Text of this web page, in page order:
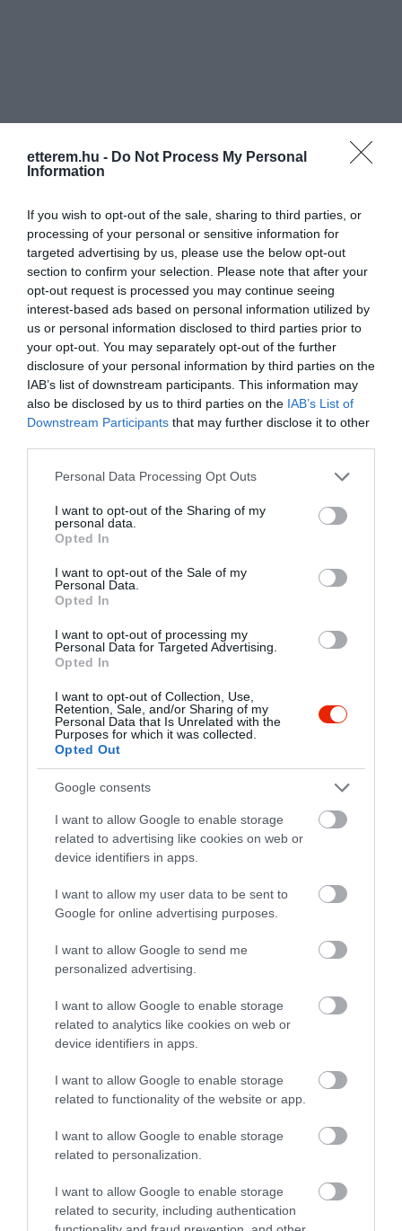
etterem.hu - Do Not Process My Personal
Information
If you wish to opt-out of the sale, sharing to third parties, or
processing of your personal or sensitive information for
targeted advertising by us, please use the below opt-out
section to confirm your selection. Please note that after your
opt-out request is processed you may continue seeing
interest-based ads based on personal information utilized by
us or personal information disclosed to third parties prior to
your opt-out. You may separately opt-out of the further
disclosure of your personal information by third parties on the
IAB’s list of downstream participants. This information may
also be disclosed by us to third parties on the IAB’s List of
Downstream Participants that may further disclose it to other
Please note that this website/app uses one or more Google
not limited to your visit or usage behaviour. You may click to
grant or deny consent to Google and its third-party tags to
use your data for below specified purposes in below Google
consent section.
Personal Data Processing Opt Outs
I want to opt-out of the Sharing of my
personal data.
Opted In
I want to opt-out of the Sale of my
Personal Data.
Opted In
I want to opt-out of processing my
Personal Data for Targeted Advertising.
Opted In
I want to opt-out of Collection, Use,
Retention, Sale, and/or Sharing of my
Personal Data that Is Unrelated with the
Purposes for which it was collected.
Opted Out
Google consents
I want to allow Google to enable storage
related to advertising like cookies on web or
device identifiers in apps.
I want to allow my user data to be sent to
Google for online advertising purposes.
I want to allow Google to send me
personalized advertising.
I want to allow Google to enable storage
related to analytics like cookies on web or
device identifiers in apps.
I want to allow Google to enable storage
related to functionality of the website or app.
I want to allow Google to enable storage
related to personalization.
I want to allow Google to enable storage
related to security, including authentication
Nyitvatartás:
Felszereltség: Terasz
Rólunk:
Szigliget a Tapolcai-medence déli
részének egyik legszebb és
leglátogatottabb kirándulóhelye, a
badacsonyi borvidék része.
A kis falu és a tanúhegyek között
tornyosuló középkori vár mindig is
kedvelt uticélja volt a kirándulóknak.
A vidék jellegzetes őshonos szőlőfajtái
az egyedülálló természeti
adottságoknak köszönhetően váltak
híressé.
Antal-hegy legrégebbi pincéje 1887-ben
épült, mely száz év elteltével romos
állapotban került családunk birtokába.
a környezet adta lehetőségekkel -
vágyó turisták számára. Családunkban
évtizedeken keresztül öröklődött a
A legifjabb generáció képviselőjeként az
volt az elképzelésünk, hogy borainkat
megfelelő környezetben ismerjék meg
pincészetünkben a hagyományos és a
modern technológiák együttes
várjuk vendégeinket. Eddigi munkánk
eredményét tükrözik a helyi és
országos szintű elismerések.
Melegétel csak előzetes bejelentkezést
Mutass többet
Kapcsolat
8264 Szigliget, Antal-hegy
+36 30 204 2590
vino@szentantalpice.hu
http://www.szentantalpince.hu/
Probléma jelentése Te vagy a tulajdonos?